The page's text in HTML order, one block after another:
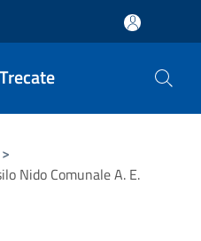
>
Nido Comunale A. E.